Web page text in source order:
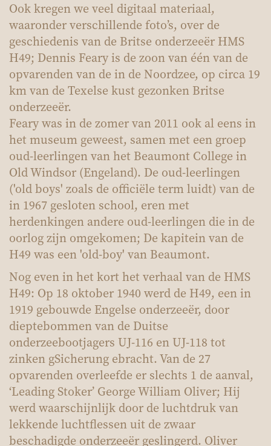
Ook kregen we veel digitaal materiaal,
waaronder verschillende foto’s, over de
geschiedenis van de Britse onderzeeër HMS
H49; Dennis Feary is de zoon van één van de
opvarenden van de in de Noordzee, op circa 19
km van de Texelse kust gezonken Britse
onderzeeër.
Feary was in de zomer van 2011 ook al eens in
het museum geweest, samen met een groep
oud-leerlingen van het Beaumont College in
Old Windsor (Engeland). De oud-leerlingen
('old boys' zoals de officiële term luidt) van de
in 1967 gesloten school, eren met
herdenkingen andere oud-leerlingen die in de
oorlog zijn omgekomen; De kapitein van de
H49 was een 'old-boy' van Beaumont.
Nog even in het kort het verhaal van de HMS
H49: Op 18 oktober 1940 werd de H49, een in
1919 gebouwde Engelse onderzeeër, door
dieptebommen van de Duitse
onderzeebootjagers UJ-116 en UJ-118 tot
zinken gSicherung ebracht. Van de 27
opvarenden overleefde er slechts 1 de aanval,
‘Leading Stoker’ George William Oliver; Hij
werd waarschijnlijk door de luchtdruk van
lekkende luchtflessen uit de zwaar
beschadigde onderzeeër geslingerd. Oliver